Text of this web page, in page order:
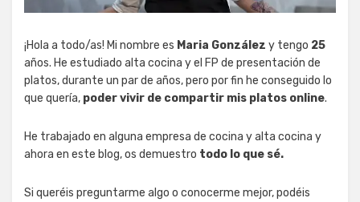
¡Hola a todo/as! Mi nombre es Maria González y tengo 25
años. He estudiado alta cocina y el FP de presentación de
platos, durante un par de años, pero por fin he conseguido lo
que quería, poder vivir de compartir mis platos online.
He trabajado en alguna empresa de cocina y alta cocina y
ahora en este blog, os demuestro todo lo que sé.
Si queréis preguntarme algo o conocerme mejor, podéis